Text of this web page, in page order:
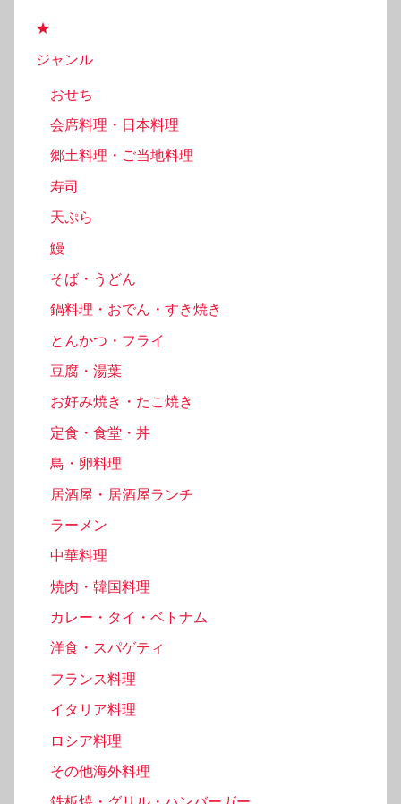
★
ジャンル
おせち
会席料理・日本料理
郷土料理・ご当地料理
寿司
天ぷら
鰻
そば・うどん
鍋料理・おでん・すき焼き
とんかつ・フライ
豆腐・湯葉
お好み焼き・たこ焼き
定食・食堂・丼
鳥・卵料理
居酒屋・居酒屋ランチ
ラーメン
中華料理
焼肉・韓国料理
カレー・タイ・ベトナム
洋食・スパゲティ
フランス料理
イタリア料理
ロシア料理
その他海外料理